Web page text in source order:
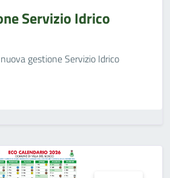
Servizio Idrico
gestione Servizio Idrico